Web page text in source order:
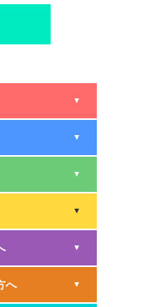
▼
▼
▼
▼
▼
へ ▼